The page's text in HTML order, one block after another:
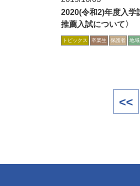
2020(令和2)年度入学
推薦入試について〉
トピックス 卒業生 保護者 地
<<